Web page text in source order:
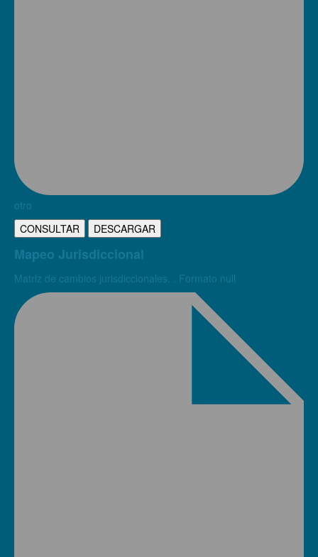
otro
CONSULTAR
DESCARGAR
Mapeo Jurisdiccional
Matriz de cambios jurisdiccionales. . Formato null